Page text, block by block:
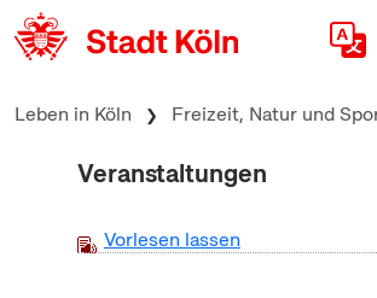
zum Inhalt springen
Leben in Köln Freizeit, Natur und
Veranstaltungen
Vorlesen lassen